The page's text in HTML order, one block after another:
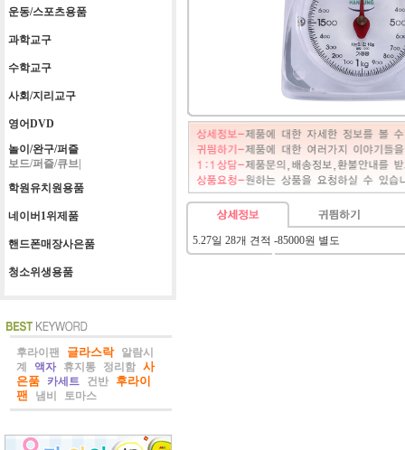
운동/스포츠용품
과학교구
수학교구
사회/지리교구
영어DVD
놀이/완구/퍼즐
보드/퍼즐/큐브|
학원유치원용품
네이버1위제품
핸드폰매장사은품
청소위생용품
후라이팬 글라스락
알람시
계
액자 휴지통 정리함
사
은품
카세트 건반
후라이
팬
냄비 토마스
5.27일 28개 견적 -85000원 별도